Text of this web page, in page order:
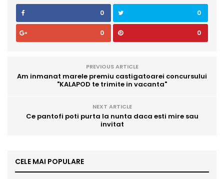
0 0
0 0
PREVIOUS ARTICLE
Am inmanat marele premiu castigatoarei concursului
"KALAPOD te trimite in vacanta"
NEXT ARTICLE
Ce pantofi poti purta la nunta daca esti mire sau
invitat
CELE MAI POPULARE